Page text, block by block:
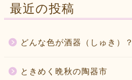
最近の投稿
どんな色が酒器（しゅき）？
ときめく晩秋の陶器市